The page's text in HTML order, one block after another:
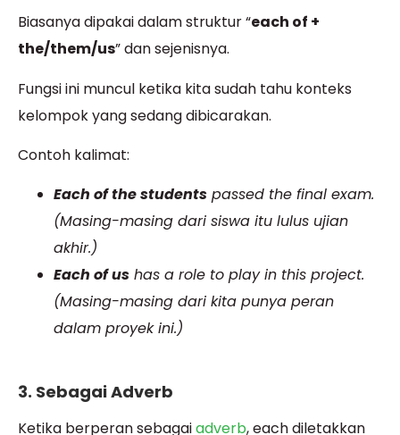
Biasanya dipakai dalam struktur “each of +
the/them/us” dan sejenisnya.
Fungsi ini muncul ketika kita sudah tahu konteks
kelompok yang sedang dibicarakan.
Contoh kalimat:
Each of the students passed the final exam.
(Masing-masing dari siswa itu lulus ujian
akhir.)
Each of us has a role to play in this project.
(Masing-masing dari kita punya peran
dalam proyek ini.)
3. Sebagai Adverb
Ketika berperan sebagaiadverb, each diletakkan